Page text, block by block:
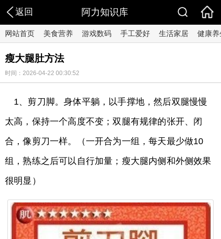
返回 阿力知识库
网站首页 美食营养 游戏数码 手工爱好 生活家居 健康养
瘦大腿肚方法
时间：2026-04-22 00:30:52
1、剪刀脚。身体平躺，以手撑地，然后双腿慢慢
太高，保持一个高度不变；双腿有规律的张开、闭
合，像剪刀一样。（一开合为一组，每天最少做10
组，熟练之后可以自行加量；瘦大腿内侧和外侧效果
很明显）